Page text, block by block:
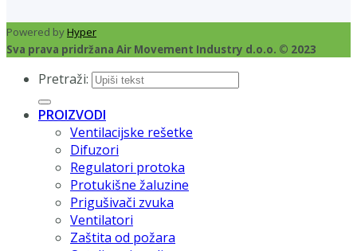
Powered byHyper
Sva prava pridržana Air Movement Industry d.o.o. © 2023
Pretraži:
PROIZVODI
Ventilacijske rešetke
Difuzori
Regulatori protoka
Protukišne žaluzine
Prigušivači zvuka
Ventilatori
Zaštita od požara